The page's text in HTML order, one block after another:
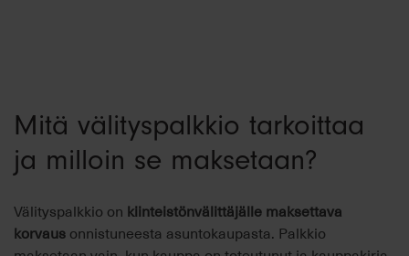
Mitä välityspalkkio tarkoittaa
ja milloin se maksetaan?
Välityspalkkio on kiinteistönvälittäjälle maksettava
korvaus onnistuneesta asuntokaupasta. Palkkio